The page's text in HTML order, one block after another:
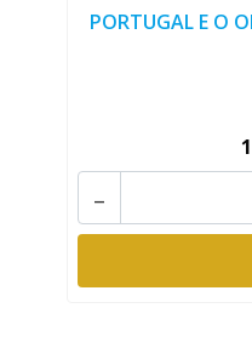
PORTUGAL E O
-